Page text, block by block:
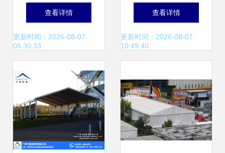
车展、房产促销、
婚礼庆典中的多功
查看详情
更新时间：2026-08-07
05:30:33
间解决方案
查看详情
更新时间：2026-08-07
10:49:40